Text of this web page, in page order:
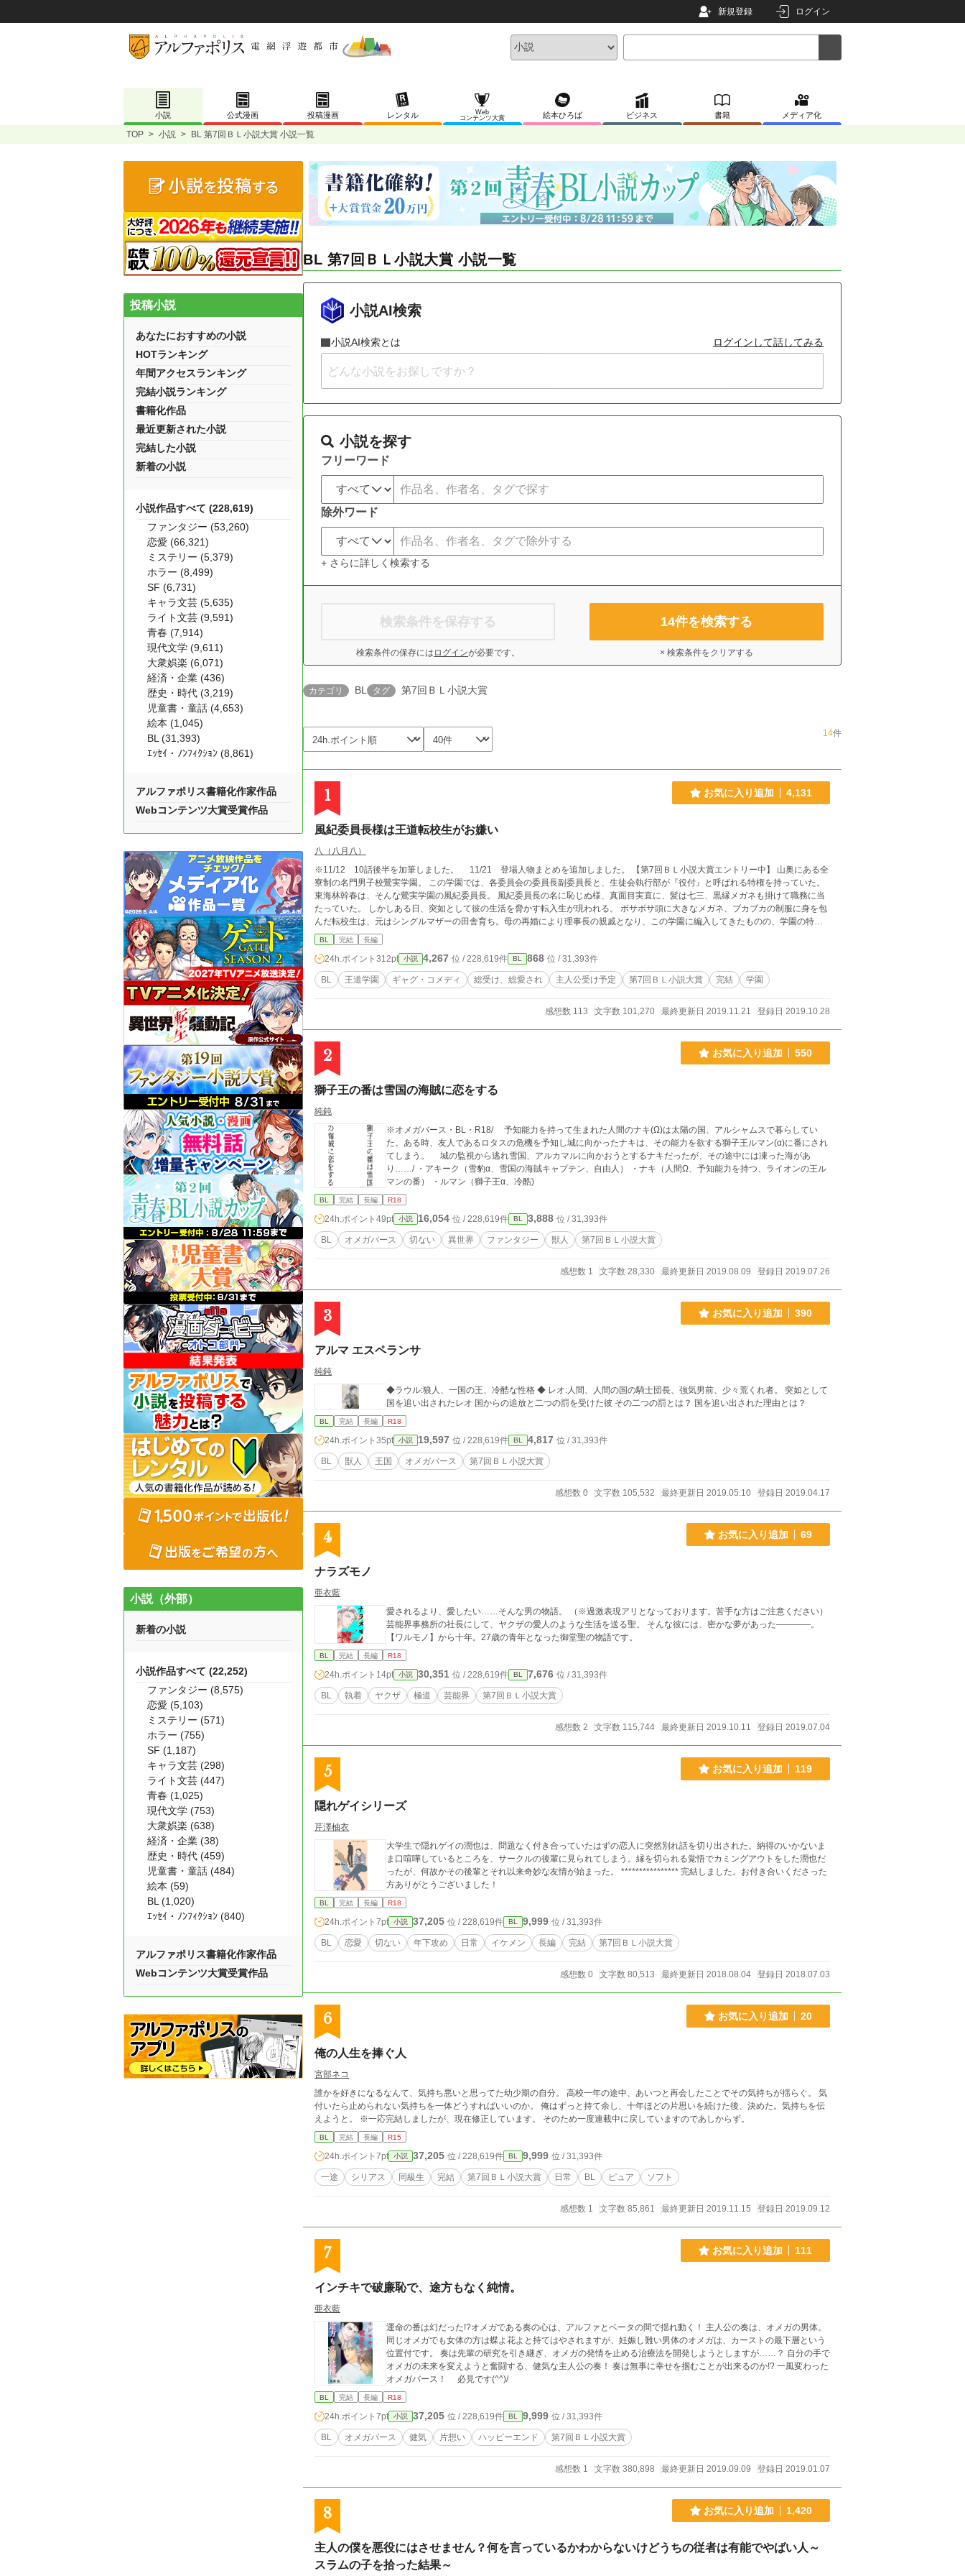
新規登録 ログイン
小説 公式漫画 投稿漫画 レンタル
Web
コンテンツ大賞
絵本ひろば ビジネス 書籍 メディア化
TOP > 小説 > BL 第7回ＢＬ小説大賞 小説一覧
BL 第7回ＢＬ小説大賞 小説一覧
小説AI検索
小説AI検索とは ログインして話してみる
小説を探す
フリーワード
除外ワード
+ さらに詳しく検索する
検索条件を保存する
検索条件の保存には ログインが必要です。
14件を検索する
× 検索条件をクリアする
カテゴリ BL タグ 第7回ＢＬ小説大賞
14件
1 お気に入り追加 4,131
風紀委員長様は王道転校生がお嫌い
八（八月八）
※11/12 10話後半を加筆しました。 11/21 登場人物まとめを追加しました。 【第7回ＢＬ小説大賞エントリー中】 山奥にある全
寮制の名門男子校鶯実学園。 この学園では、各委員会の委員長副委員長と、生徒会執行部が『役付』と呼ばれる特権を持っていた。
東海林幹春は、そんな鶯実学園の風紀委員長。 風紀委員長の名に恥じぬ様、真面目実直に、髪は七三、黒縁メガネも掛けて職務に当
たっていた。 しかしある日、突如として彼の生活を脅かす転入生が現われる。 ボサボサ頭に大きなメガネ、ブカブカの制服に身を包
んだ転校生は、元はシングルマザーの田舎育ち。母の再婚により理事長の親戚となり、この学園に編入してきたものの、学園の特殊
な環境に慣れず、あくまでも庶民感覚で突き進もうとする。 おまけにその転校生に、生徒会執行部の面々はメロメロに！？ そんな転
校生がとにかく気に入らない幹春。 何を隠そう、彼こそが、中学まで、転校生を凌ぐ超極貧ド田舎生活をしてきていたから！ ※11/1
2に10話加筆しています。
BL 完結 長編
24h.ポイント 312pt 小説 4,267 位 / 228,619件 BL 868 位 / 31,393件
BL 王道学園 ギャグ・コメディ 総受け、総愛され 主人公受け予定 第7回ＢＬ小説大賞 完結 学園
感想数 113 文字数 101,270 最終更新日 2019.11.21 登録日 2019.10.28
2 お気に入り追加 550
獅子王の番は雪国の海賊に恋をする
純鈍
※オメガバース・BL・R18/ 予知能力を持って生まれた人間のナキ(Ω)は太陽の国、アルシャムスで暮らしてい
た。ある時、友人であるロタスの危機を予知し城に向かったナキは、その能力を欲する獅子王ルマン(α)に番にされ
てしまう。 城の監視から逃れ雪国、アルカマルに向かおうとするナキだったが、その途中には凍った海があ
り……/ ・アキーク（雪豹α、雪国の海賊キャプテン、自由人） ・ナキ（人間Ω、予知能力を持つ、ライオンの王ル
マンの番） ・ルマン（獅子王α、冷酷)
BL 完結 長編 R18
24h.ポイント 49pt 小説 16,054 位 / 228,619件 BL 3,888 位 / 31,393件
BL オメガバース 切ない 異世界 ファンタジー 獣人 第7回ＢＬ小説大賞
感想数 1 文字数 28,330 最終更新日 2019.08.09 登録日 2019.07.26
3 お気に入り追加 390
アルマ エスペランサ
純鈍
◆ラウル:狼人、一国の王、冷酷な性格 ◆ レオ:人間、人間の国の騎士団長、強気男前、少々荒くれ者。 突如として
国を追い出されたレオ 国からの追放と二つの罰を受けた彼 その二つの罰とは？ 国を追い出された理由とは？
BL 完結 長編 R18
24h.ポイント 35pt 小説 19,597 位 / 228,619件 BL 4,817 位 / 31,393件
BL 獣人 王国 オメガバース 第7回ＢＬ小説大賞
感想数 0 文字数 105,532 最終更新日 2019.05.10 登録日 2019.04.17
4 お気に入り追加 69
ナラズモノ
亜衣藍
愛されるより、愛したい……そんな男の物語。 （※過激表現アリとなっております。苦手な方はご注意ください）
芸能界事務所の社長にして、ヤクザの愛人のような生活を送る聖。 そんな彼には、密かな夢があった――――。
【ワルモノ】から十年。27歳の青年となった御堂聖の物語です。
BL 完結 長編 R18
24h.ポイント 14pt 小説 30,351 位 / 228,619件 BL 7,676 位 / 31,393件
BL 執着 ヤクザ 極道 芸能界 第7回ＢＬ小説大賞
感想数 2 文字数 115,744 最終更新日 2019.10.11 登録日 2019.07.04
5 お気に入り追加 119
隠れゲイシリーズ
芹澤柚衣
大学生で隠れゲイの潤也は、問題なく付き合っていたはずの恋人に突然別れ話を切り出された。納得のいかないま
ま口喧嘩しているところを、サークルの後輩に見られてしまう。縁を切られる覚悟でカミングアウトをした潤也だ
ったが、何故かその後輩とそれ以来奇妙な友情が始まった。 **************** 完結しました。お付き合いくださった
方ありがとうございました！
BL 完結 長編 R18
24h.ポイント 7pt 小説 37,205 位 / 228,619件 BL 9,999 位 / 31,393件
BL 恋愛 切ない 年下攻め 日常 イケメン 長編 完結 第7回ＢＬ小説大賞
感想数 0 文字数 80,513 最終更新日 2018.08.04 登録日 2018.07.03
6 お気に入り追加 20
俺の人生を捧ぐ人
宮部ネコ
誰かを好きになるなんて、気持ち悪いと思ってた幼少期の自分。 高校一年の途中、あいつと再会したことでその気持ちが揺らぐ。 気
付いたら止められない気持ちを一体どうすればいいのか。 俺はずっと持て余し、十年ほどの片思いを続けた後、決めた。気持ちを伝
えようと。 ※一応完結しましたが、現在修正しています。 そのため一度連載中に戻していますのであしからず。
BL 完結 長編 R15
24h.ポイント 7pt 小説 37,205 位 / 228,619件 BL 9,999 位 / 31,393件
一途 シリアス 同級生 完結 第7回ＢＬ小説大賞 日常 BL ピュア ソフト
感想数 1 文字数 85,861 最終更新日 2019.11.15 登録日 2019.09.12
7 お気に入り追加 111
インチキで破廉恥で、途方もなく純情。
亜衣藍
運命の番は幻だった!?オメガである奏の心は、アルファとベータの間で揺れ動く！ 主人公の奏は、オメガの男体。
同じオメガでも女体の方は蝶よ花よと持てはやされますが、妊娠し難い男体のオメガは、カーストの最下層という
位置付です。 奏は先輩の研究を引き継ぎ、オメガの発情を止める治療法を開発しようとしますが……？ 自分の手で
オメガの未来を変えようと奮闘する、健気な主人公の奏！ 奏は無事に幸せを掴むことが出来るのか!? 一風変わった
オメガバース！ 必見です(^^)/
BL 完結 長編 R18
24h.ポイント 7pt 小説 37,205 位 / 228,619件 BL 9,999 位 / 31,393件
BL オメガバース 健気 片想い ハッピーエンド 第7回ＢＬ小説大賞
感想数 1 文字数 380,898 最終更新日 2019.09.09 登録日 2019.01.07
8 お気に入り追加 1,420
主人の僕を悪役にはさせません？何を言っているかわからないけどうちの従者は有能でやばい人～
スラムの子を拾った結果～
投稿小説
あなたにおすすめの小説
HOTランキング
年間アクセスランキング
完結小説ランキング
書籍化作品
最近更新された小説
完結した小説
新着の小説
小説作品すべて (228,619)
ファンタジー (53,260)
恋愛 (66,321)
ミステリー (5,379)
ホラー (8,499)
SF (6,731)
キャラ文芸 (5,635)
ライト文芸 (9,591)
青春 (7,914)
現代文学 (9,611)
大衆娯楽 (6,071)
経済・企業 (436)
歴史・時代 (3,219)
児童書・童話 (4,653)
絵本 (1,045)
BL (31,393)
ｴｯｾｲ・ﾉﾝﾌｨｸｼｮﾝ (8,861)
アルファポリス書籍化作家作品
Webコンテンツ大賞受賞作品
小説（外部）
新着の小説
小説作品すべて (22,252)
ファンタジー (8,575)
恋愛 (5,103)
ミステリー (571)
ホラー (755)
SF (1,187)
キャラ文芸 (298)
ライト文芸 (447)
青春 (1,025)
現代文学 (753)
大衆娯楽 (638)
経済・企業 (38)
歴史・時代 (459)
児童書・童話 (484)
絵本 (59)
BL (1,020)
ｴｯｾｲ・ﾉﾝﾌｨｸｼｮﾝ (840)
アルファポリス書籍化作家作品
Webコンテンツ大賞受賞作品